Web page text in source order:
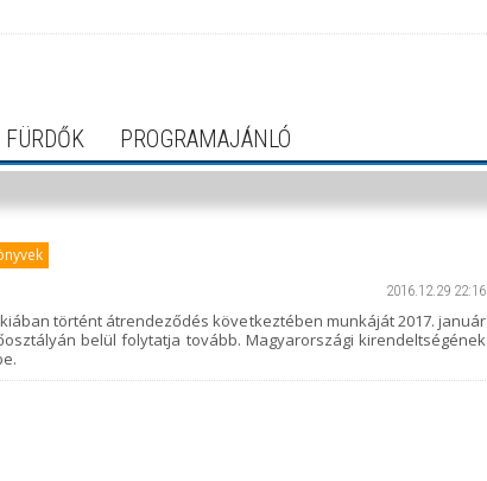
FÜRDŐK PROGRAMAJÁNLÓ
2016.12.29 22:16
történt átrendeződés következtében munkáját 2017. január
belül folytatja tovább. Magyarországi kirendeltségének